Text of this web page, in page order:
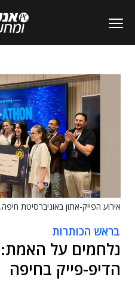
אירוע הפייק-אתון באוניברסיטת חיפה.
בראש הכותרות
הדיפ-פייק בחיפה